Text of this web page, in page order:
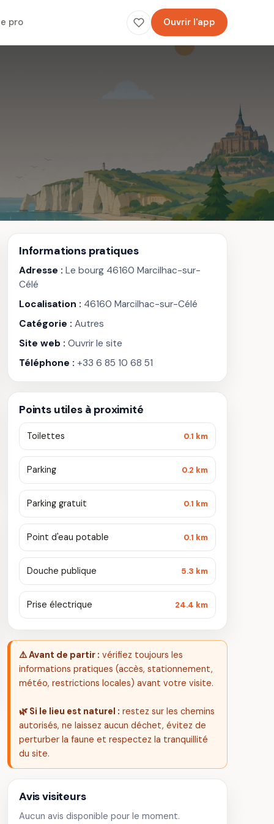
pro Ouvrir l'app
Informations pratiques
Adresse : Le bourg 46160 Marcilhac-sur-
Célé
Localisation : 46160 Marcilhac-sur-Célé
Catégorie : Autres
Site web : Ouvrir le site
Téléphone : +33 6 85 10 68 51
Points utiles à proximité
Toilettes 0.1 km
Parking 0.2 km
Parking gratuit 0.1 km
Point d'eau potable 0.1 km
Douche publique 5.3 km
Prise électrique 24.4 km
⚠️ Avant de partir : vérifiez toujours les
informations pratiques (accès, stationnement,
météo, restrictions locales) avant votre visite.
🌿 Si le lieu est naturel : restez sur les chemins
autorisés, ne laissez aucun déchet, évitez de
perturber la faune et respectez la tranquillité
du site.
Avis visiteurs
Aucun avis disponible pour le moment.